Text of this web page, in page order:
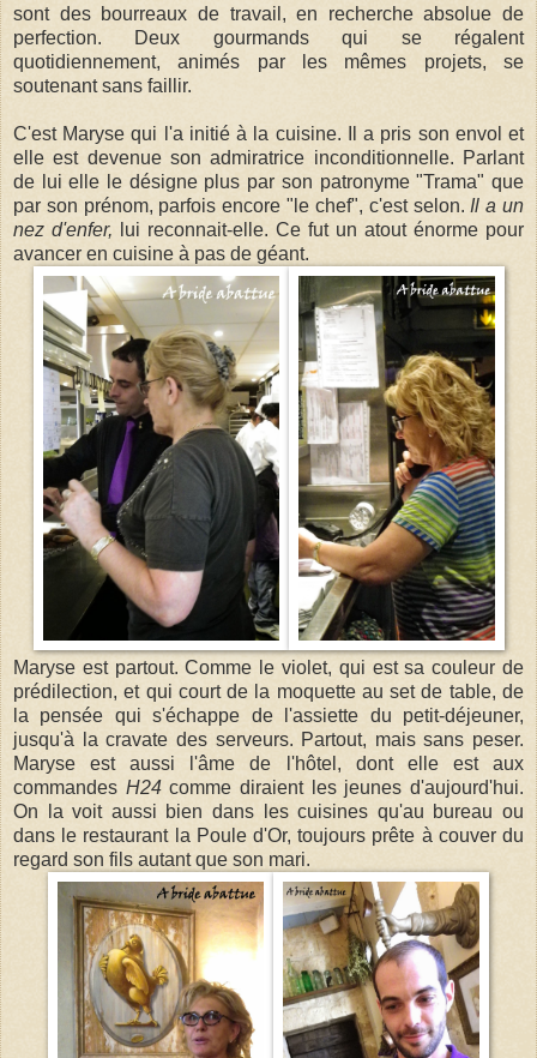
sont des bourreaux de travail, en recherche absolue de
perfection. Deux gourmands qui se régalent
quotidiennement, animés par les mêmes projets, se
soutenant sans faillir.
C'est Maryse qui l'a initié à la cuisine. Il a pris son envol et
elle est devenue son admiratrice inconditionnelle. Parlant
de lui elle le désigne plus par son patronyme "Trama" que
par son prénom, parfois encore "le chef", c'est selon. Il a un
nez d'enfer, lui reconnait-elle. Ce fut un atout énorme pour
avancer en cuisine à pas de géant.
Maryse est partout. Comme le violet, qui est sa couleur de
prédilection, et qui court de la moquette au set de table, de
la pensée qui s'échappe de l'assiette du petit-déjeuner,
jusqu'à la cravate des serveurs. Partout, mais sans peser.
Maryse est aussi
l'âme de l'hôtel, dont elle est aux
commandes H24comme diraient les jeunes d'aujourd'hui.
On la voit aussi bien dans les cuisines qu'au bureau ou
dans le restaurant la Poule d'Or, toujours prête à couver du
regard son fils autant que son mari.